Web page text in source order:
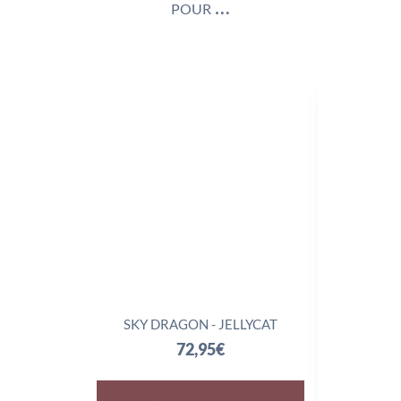
pour …
SKY DRAGON - JELLYCAT
72,95€